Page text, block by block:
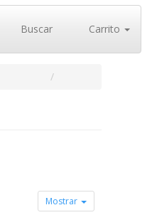
Buscar Carrito
Mostrar